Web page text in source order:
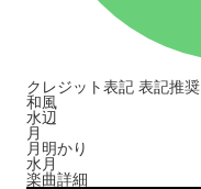
クレジット表記 表記推奨
和風
水辺
月
月明かり
水月
楽曲詳細